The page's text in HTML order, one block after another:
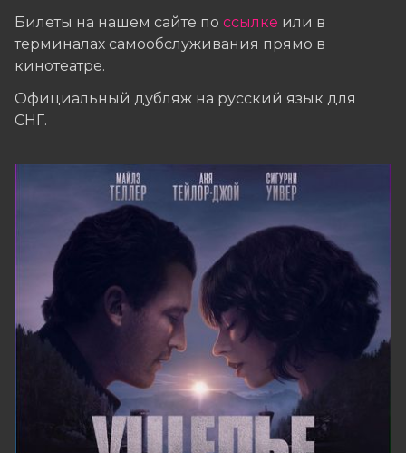
Билеты на нашем сайте по ссылке или в
терминалах самообслуживания прямо в
кинотеатре.
Официальный дубляж на русский язык для
СНГ.